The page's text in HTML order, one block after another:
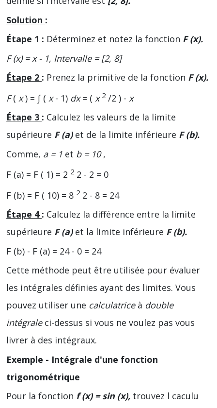
Solution :
Étape 1 : Déterminez et notez la fonction F (x).
F (x) = x - 1, Intervalle = [2, 8]
Étape 2 : Prenez la primitive de la fonction F (x).
F( x) = ∫ ( x- 1) dx= ( x 2 /2 ) - x
Étape 3 : Calculez les valeurs de la limite
supérieure F (a) et de la limite inférieure F (b).
Comme, a = 1 et b = 10,
F (a) = F ( 1) = 2 2 2 - 2 = 0
F (b) = F ( 10) = 8 2 2 - 8 = 24
Étape 4 : Calculez la différence entre la limite
supérieure F (a) et la limite inférieure F (b).
F (b) - F (a) = 24 - 0 = 24
Cette méthode peut être utilisée pour évaluer
les intégrales définies ayant des limites. Vous
pouvez utiliser une calculatrice à double
intégrale ci-dessus si vous ne voulez pas vous
livrer à des intégraux.
Exemple - Intégrale d'une fonction
trigonométrique
Pour la fonction f (x) = sin (x), trouvez l caculu